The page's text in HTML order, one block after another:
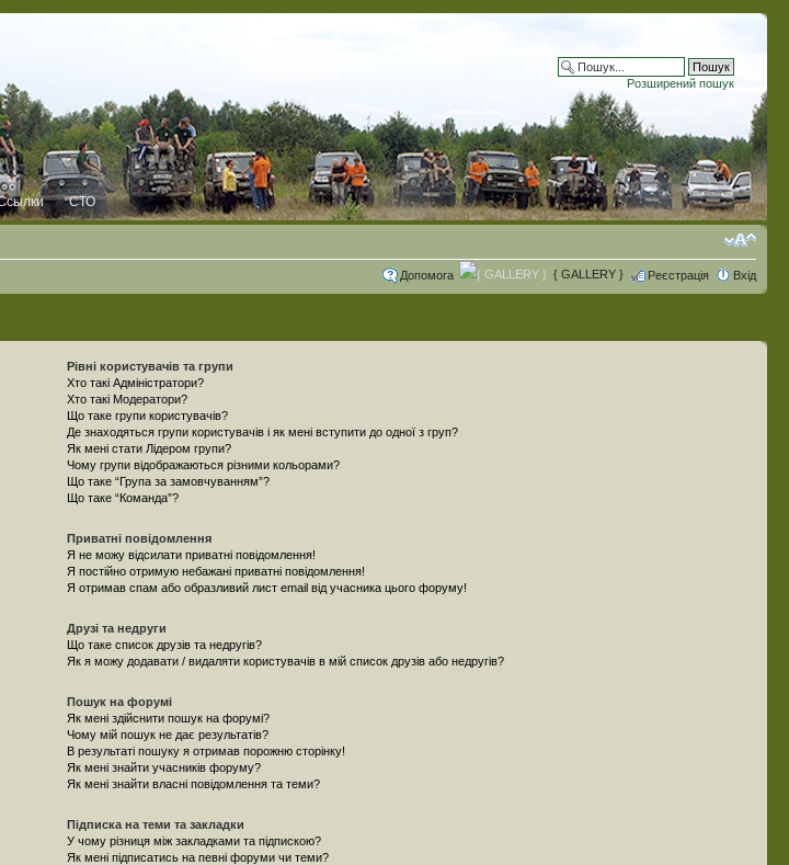
Розширений пошук
СТО
Допомога { GALLERY } Реєстрація Вхід
Рівні користувачів та групи
Хто такі Адміністратори?
Хто такі Модератори?
Що таке групи користувачів?
Де знаходяться групи користувачів і як мені вступити до одної з груп?
Як мені стати Лідером групи?
Чому групи відображаються різними кольорами?
Що таке “Група за замовчуванням”?
Що таке “Команда”?
Приватні повідомлення
Я не можу відсилати приватні повідомлення!
Я постійно отримую небажані приватні повідомлення!
Я отримав спам або образливий лист email від учасника цього форуму!
Друзі та недруги
Що таке список друзів та недругів?
Як я можу додавати / видаляти користувачів в мій список друзів або недругів?
Пошук на форумі
Як мені здійснити пошук на форумі?
Чому мій пошук не дає результатів?
В результаті пошуку я отримав порожню сторінку!
Як мені знайти учасників форуму?
Як мені знайти власні повідомлення та теми?
Підписка на теми та закладки
У чому різниця між закладками та підпискою?
Як мені підписатись на певні форуми чи теми?